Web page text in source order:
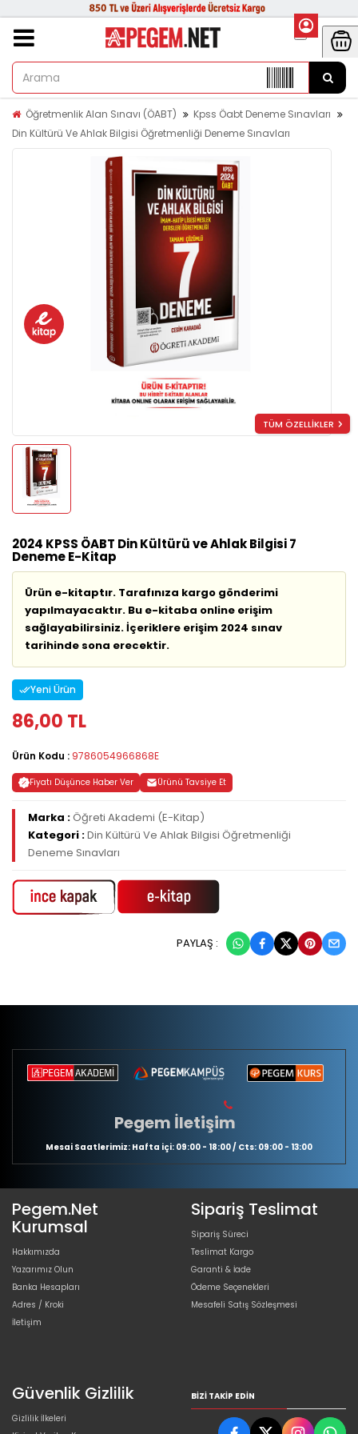
Öğretmenlik Alan Sınavı (ÖABT)
Kpss Öabt Deneme Sınavları
Din Kültürü Ve Ahlak Bilgisi Öğretmenliği Deneme Sınavları
TÜM ÖZELLİKLER
2024 KPSS ÖABT Din Kültürü ve Ahlak Bilgisi 7
Deneme E-Kitap
Ürün e-kitaptır. Tarafınıza kargo gönderimi
yapılmayacaktır. Bu e-kitaba online erişim
sağlayabilirsiniz. İçeriklere erişim 2024 sınav
tarihinde sona erecektir.
Yeni Ürün
86,00 TL
Ürün Kodu : 9786054966868E
Fiyatı Düşünce Haber Ver Ürünü Tavsiye Et
Marka :Öğreti Akademi (E-Kitap)
Kategori :Din Kültürü Ve Ahlak Bilgisi Öğretmenliği
Deneme Sınavları
PAYLAŞ :
Pegem İletişim
Mesai Saatlerimiz: Hafta içi: 09:00 - 18:00 / Cts: 09:00 - 13:00
Pegem.Net
Kurumsal
Hakkımızda
Yazarımız Olun
Banka Hesapları
Adres / Kroki
İletişim
Sipariş Teslimat
Sipariş Süreci
Teslimat Kargo
Garanti & İade
Ödeme Seçenekleri
Mesafeli Satış Sözleşmesi
Güvenlik Gizlilik
Gizlilik İlkeleri
BIZI TAKIP EDIN